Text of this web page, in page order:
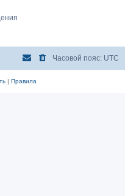
Часовой пояс: UTC
| Правила